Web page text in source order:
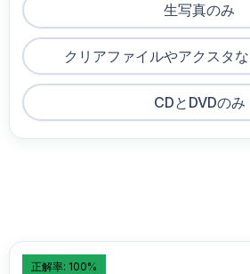
生写真のみ
クリアファイルやアクスタ
CDとDVDのみ
正解率: 100%